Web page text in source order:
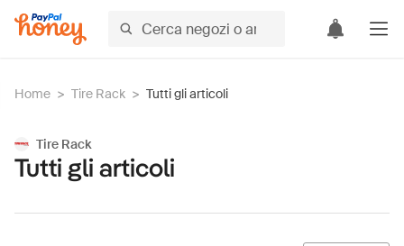
Home > Tire Rack > Tutti gli articoli
Tire Rack
Tutti gli articoli